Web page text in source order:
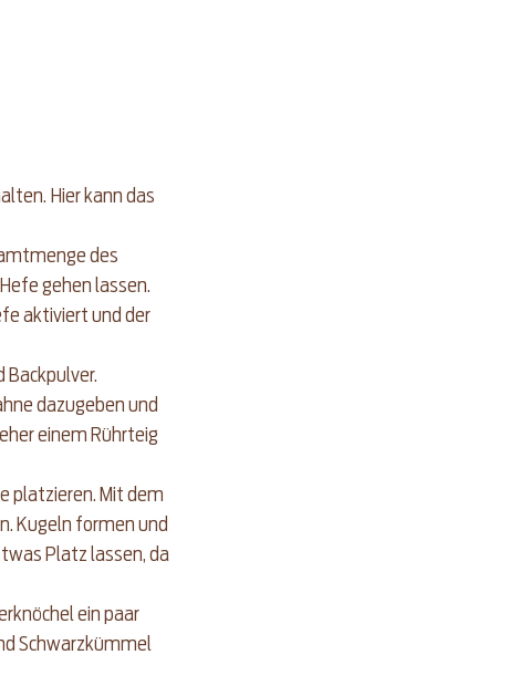
Hier kann das
des
gehen lassen.
aktiviert und der
Backpulver.
dazugeben und
einem Rührteig
platzieren. Mit dem
Kugeln formen und
Platz lassen, da
ein paar
Schwarzkümmel